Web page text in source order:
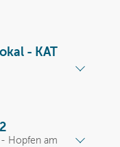
- KAT
Hopfen am